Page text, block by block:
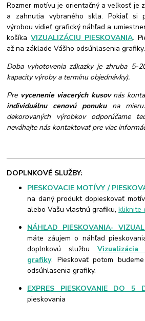
Rozmer motívu je orientačný a veľkosť je
a zahnutia vybraného skla. Pokiaľ si
výrobou vidieť grafický náhľad a
košíkaVIZUALIZÁCIU PIESKOVANIA.
až na základe Vášho odsúhlasenia grafiky.
Doba vyhotovenia zákazky je zhruba 5-
kapacity výroby a termínu objednávky).
Pre vycenenie viacerých kusovnás
individuálnu cenovú ponukuna mieru.
dekorovaných výrobkov odporúčame
neváhajte nás kontaktovať pre viac
DOPLNKOVÉ SLUŽBY:
PIESKOVACIE MOTÍVY /
na daný produkt dopieskovať
alebo Vašu vlastnú grafiku,kliknite
NÁHĽAD PIESKOVANIA-
máte záujem o náhľad
doplnkovú službu
grafiky. Pieskovať potom
odsúhlasenia grafiky.
EXPRES PIESKOVANIE DO 5
pieskovania